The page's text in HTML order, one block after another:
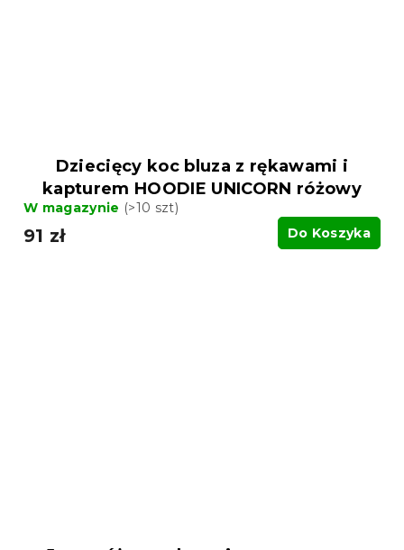
Dziecięcy koc bluza z rękawami i
kapturem HOODIE UNICORN różowy
W magazynie (>10 szt)
91 zł Do Koszyka